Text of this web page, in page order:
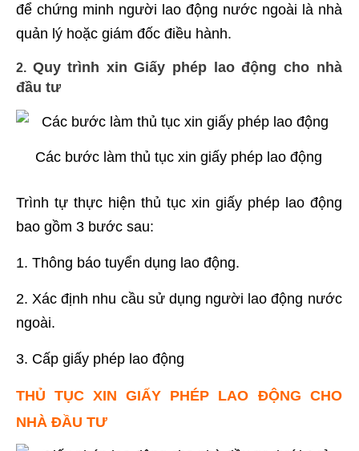
để chứng minh người lao động nước ngoài là nhà
quản lý hoặc giám đốc điều hành.
2. Quy trình xin Giấy phép lao động cho nhà
đầu tư
Các bước làm thủ tục xin giấy phép lao động
Trình tự thực hiện thủ tục xin giấy phép lao động
bao gồm 3 bước sau:
1. Thông báo tuyển dụng lao động.
2. Xác định nhu cầu sử dụng người lao động nước
ngoài.
3. Cấp giấy phép lao động
THỦ TỤC XIN GIẤY PHÉP LAO ĐỘNG CHO
NHÀ ĐẦU TƯ